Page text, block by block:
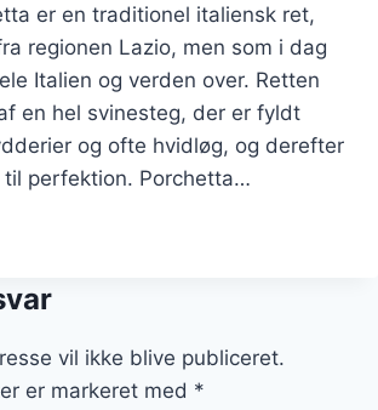
er en traditionel italiensk ret,
regionen Lazio, men som i dag
Italien og verden over. Retten
en hel svinesteg, der er fyldt
og ofte hvidløg, og derefter
perfektion. Porchetta…
vil ikke blive publiceret.
er markeret med *